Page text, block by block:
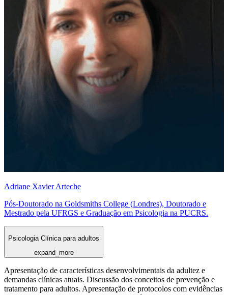
Adriane Xavier Arteche
Pós-Doutorado na Goldsmiths College (Londres), Doutorado e
Mestrado pela UFRGS e Graduação em Psicologia na PUCRS.
Psicologia Clínica para adultos
expand_more
Apresentação de características desenvolvimentais da adultez e
demandas clínicas atuais. Discussão dos conceitos de prevenção e
tratamento para adultos. Apresentação de protocolos com evidências